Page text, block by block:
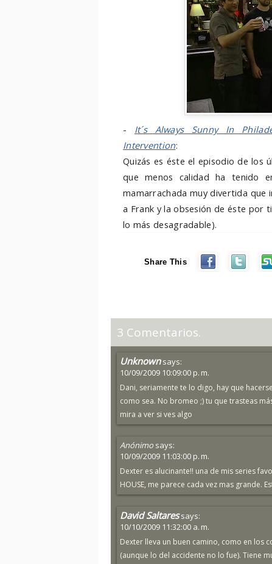
- It´s Always Sunny In
Intervention:
Quizás es éste el episodio de los
que menos calidad ha tenido
mamarrachada muy divertida que
a Frank y la obsesión de éste por
lo más desagradable).
Share This
3 Comentarios.
Unknown says:
10/09/2009 10:09:00 p. m.
Dani, seriamente te lo digo, hay que
como sea. No bromeo ;) tu que trasteas
mira a ver si ves algo
Anónimo says:
10/09/2009 11:03:00 p. m.
Dexter es alucinante!! una de mis series
HOUSE, me parece cada vez mas grande.
David Saltares says:
10/10/2009 11:32:00 a. m.
Dexter lleva un buen camino, como en los
(aunque lo del accidente no lo fue). Tiene